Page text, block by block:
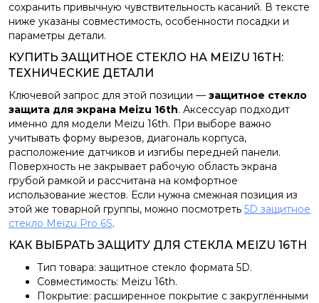
сохранить привычную чувствительность касаний. В тексте
ниже указаны совместимость, особенности посадки и
параметры детали.
КУПИТЬ ЗАЩИТНОЕ СТЕКЛО НА MEIZU 16TH:
ТЕХНИЧЕСКИЕ ДЕТАЛИ
Ключевой запрос для этой позиции — защитное стекло
защита для экрана Meizu 16th. Аксессуар подходит
именно для модели Meizu 16th. При выборе важно
учитывать форму вырезов, диагональ корпуса,
расположение датчиков и изгибы передней панели.
Поверхность не закрывает рабочую область экрана
грубой рамкой и рассчитана на комфортное
использование жестов. Если нужна смежная позиция из
этой же товарной группы, можно посмотреть 5D защитное
стекло Meizu Pro 6S.
КАК ВЫБРАТЬ ЗАЩИТУ ДЛЯ СТЕКЛА MEIZU 16TH
Тип товара: защитное стекло формата 5D.
Совместимость: Meizu 16th.
Покрытие: расширенное покрытие с закруглёнными